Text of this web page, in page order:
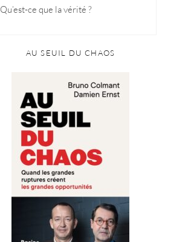
Qu’est-ce que la vérité ?
AU SEUIL DU CHAOS